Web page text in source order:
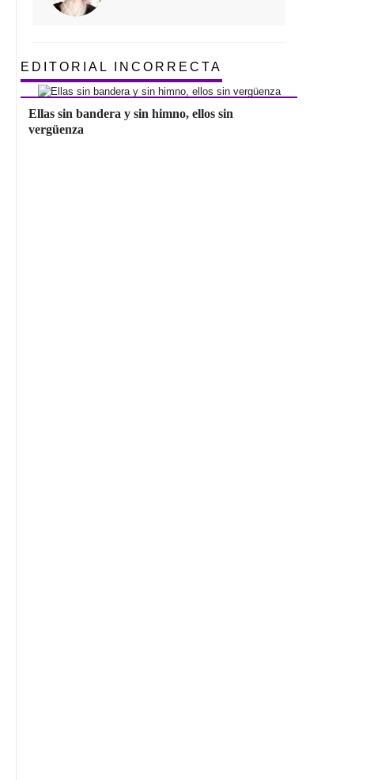
EDITORIAL INCORRECTA
Ellas sin bandera y sin himno, ellos sin
vergüenza